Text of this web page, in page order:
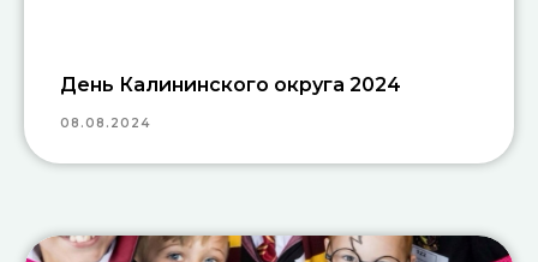
День Калининского округа 2024
08.08.2024